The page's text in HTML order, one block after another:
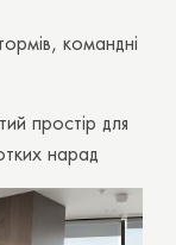
командні
простір для
нарад